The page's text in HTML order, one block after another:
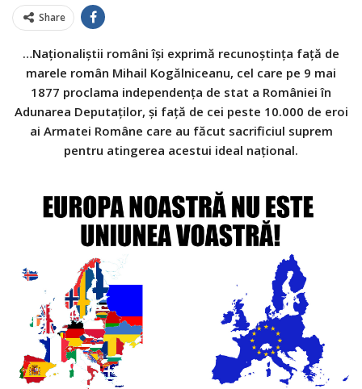
Share
…Naționaliștii români îşi exprimă recunoştinţa faţă de
marele român Mihail Kogălniceanu, cel care pe 9 mai
1877 proclama independenţa de stat a României în
Adunarea Deputaţilor, şi faţă de cei peste 10.000 de eroi
ai Armatei Române care au făcut sacrificiul suprem
pentru atingerea acestui ideal naţional.